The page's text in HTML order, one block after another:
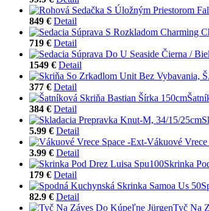
849 € Detail
719 € Detail
1549 € Detail
377 € Detail
384 € Detail
5.99 € Detail
Vákuové
3.99 € Detail
Skrinka
179 € Detail
82.9 € Detail
Tyč Na